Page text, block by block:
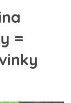
=